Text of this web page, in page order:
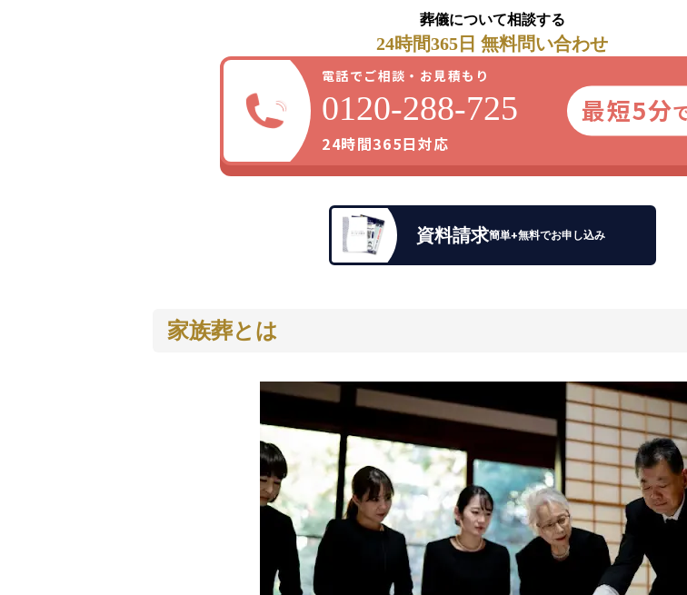
葬儀について相談する
24時間365日 無料問い合わせ
電話でご相談・お見積もり
0120-288-725
24時間365日対応
最短5分
資料請求簡単+無料でお申し込み
家族葬とは